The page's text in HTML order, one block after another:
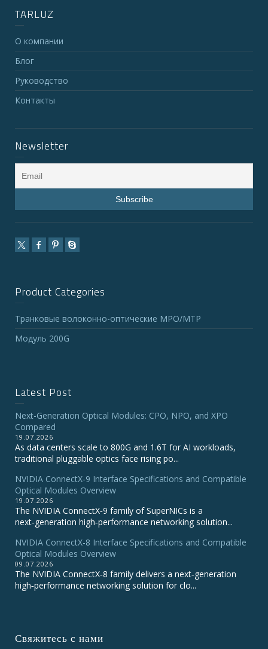
TARLUZ
О компании
Блог
Руководство
Контакты
Newsletter
Product Categories
Транковые волоконно-оптические MPO/MTP
Модуль 200G
Latest Post
Next-Generation Optical Modules: CPO, NPO, and XPO
Compared
19.07.2026
As data centers scale to 800G and 1.6T for AI workloads,
traditional pluggable optics face rising po...
NVIDIA ConnectX‑9 Interface Specifications and Compatible
Optical Modules Overview
19.07.2026
The NVIDIA ConnectX‑9 family of SuperNICs is a
next‑generation high‑performance networking solution...
NVIDIA ConnectX-8 Interface Specifications and Compatible
Optical Modules Overview
09.07.2026
The NVIDIA ConnectX‑8 family delivers a next‑generation
high‑performance networking solution for clo...
Свяжитесь с нами